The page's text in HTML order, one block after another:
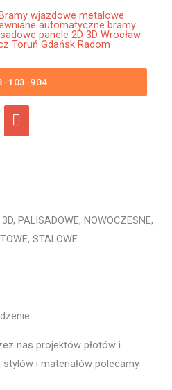
Główne
menu
103-904
Bramy
Płoty Metalowe
Stalowe
PALISADOWE, NOWOCZESNE,
STALOWE.
nas projektów płotów i
i materiałów polecamy